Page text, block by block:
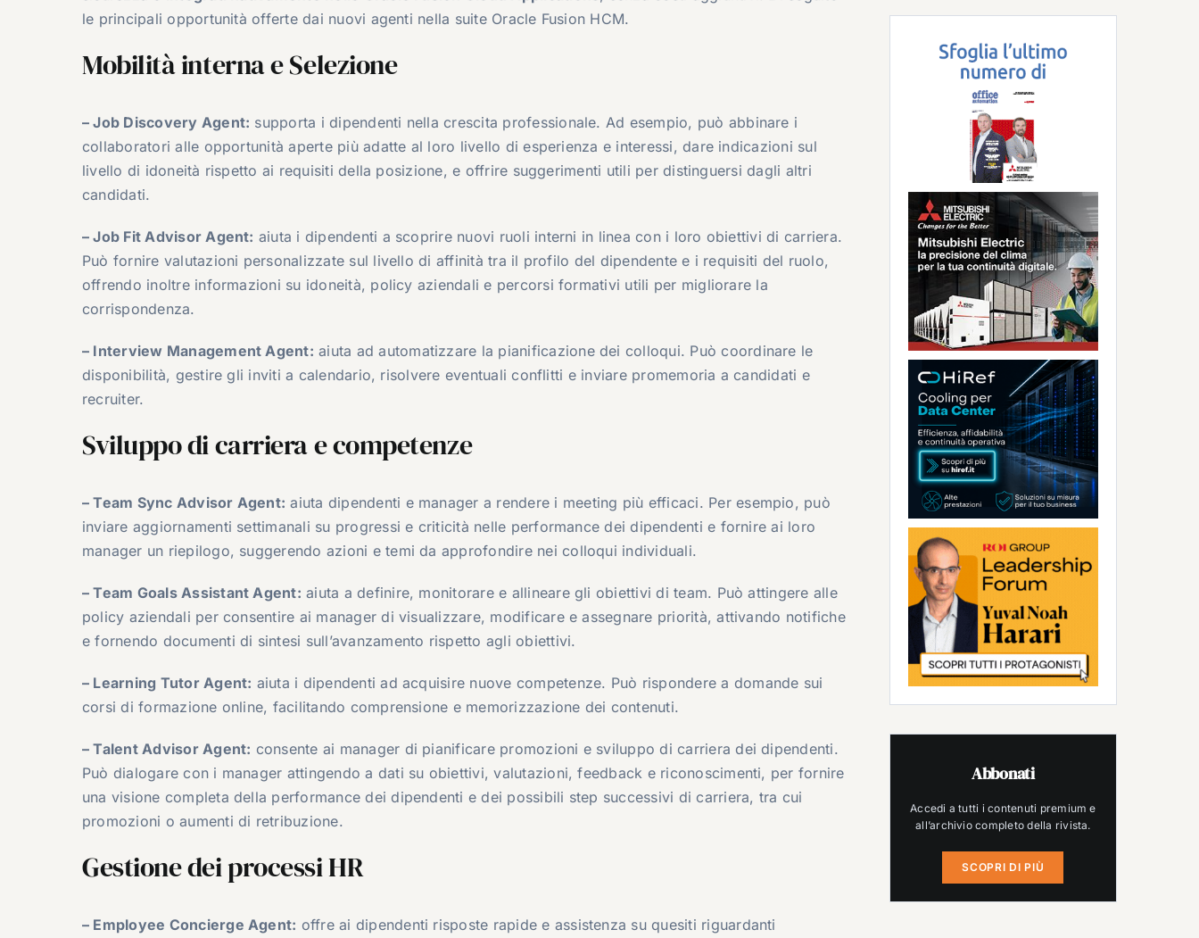
le principali opportunità offerte dai nuovi agenti nella suite Oracle Fusion HCM.
Mobilità interna e Selezione
– Job Discovery Agent: supporta i dipendenti nella crescita professionale. Ad esempio, può abbinare i
collaboratori alle opportunità aperte più adatte al loro livello di esperienza e interessi, dare indicazioni sul
livello di idoneità rispetto ai requisiti della posizione, e offrire suggerimenti utili per distinguersi dagli altri
candidati.
– Job Fit Advisor Agent: aiuta i dipendenti a scoprire nuovi ruoli interni in linea con i loro obiettivi di carriera.
Può fornire valutazioni personalizzate sul livello di affinità tra il profilo del dipendente e i requisiti del ruolo,
offrendo inoltre informazioni su idoneità, policy aziendali e percorsi formativi utili per migliorare la
corrispondenza.
– Interview Management Agent: aiuta ad automatizzare la pianificazione dei colloqui. Può coordinare le
disponibilità, gestire gli inviti a calendario, risolvere eventuali conflitti e inviare promemoria a candidati e
recruiter.
Sviluppo di carriera e competenze
– Team Sync Advisor Agent: aiuta dipendenti e manager a rendere i meeting più efficaci. Per esempio, può
inviare aggiornamenti settimanali su progressi e criticità nelle performance dei dipendenti e fornire ai loro
manager un riepilogo, suggerendo azioni e temi da approfondire nei colloqui individuali.
– Team Goals Assistant Agent: aiuta a definire, monitorare e allineare gli obiettivi di team. Può attingere alle
policy aziendali per consentire ai manager di visualizzare, modificare e assegnare priorità, attivando notifiche
e fornendo documenti di sintesi sull’avanzamento rispetto agli obiettivi.
– Learning Tutor Agent: aiuta i dipendenti ad acquisire nuove competenze. Può rispondere a domande sui
corsi di formazione online, facilitando comprensione e memorizzazione dei contenuti.
– Talent Advisor Agent: consente ai manager di pianificare promozioni e sviluppo di carriera dei dipendenti.
Può dialogare con i manager attingendo a dati su obiettivi, valutazioni, feedback e riconoscimenti, per fornire
una visione completa della performance dei dipendenti e dei possibili step successivi di carriera, tra cui
promozioni o aumenti di retribuzione.
Gestione dei processi HR
– Employee Concierge Agent: offre ai dipendenti risposte rapide e assistenza su quesiti riguardanti
Abbonati
Accedi a tutti i contenuti premium e
all’archivio completo della rivista.
SCOPRI DI PIÙ